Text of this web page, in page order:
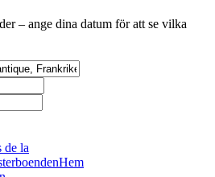
– ange dina datum för att se vilka
de la
Hem